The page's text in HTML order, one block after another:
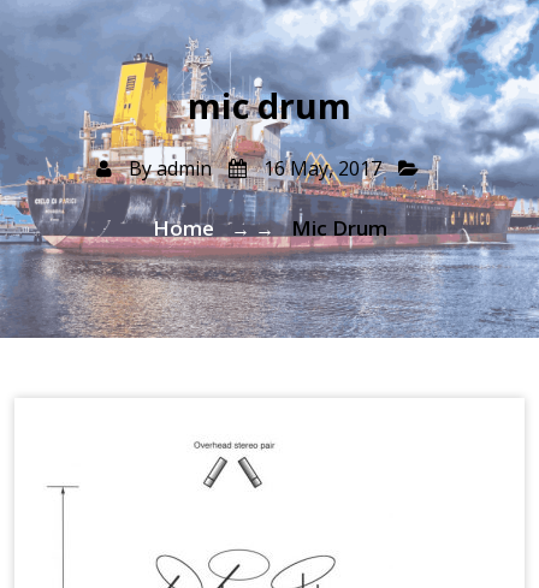
mic drum
Byadmin 16 May, 2017
Home → → Mic Drum